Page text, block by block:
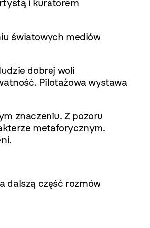
i kuratorem
światowych mediów
dobrej woli
Pilotażowa wystawa
znaczeniu. Z pozoru
metaforycznym.
dalszą część rozmów